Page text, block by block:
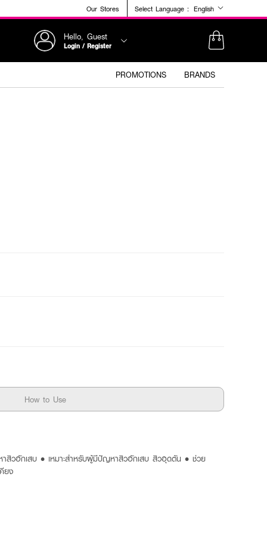
Our Stores Select Language : English
Hello, Guest
Login / Register
PROMOTIONS BRANDS
How to Use
วอักเสบ • เหมาะสำหรับผู้มีปัญหาสิวอักเสบ สิวอุดตัน • ช่วย
ยง